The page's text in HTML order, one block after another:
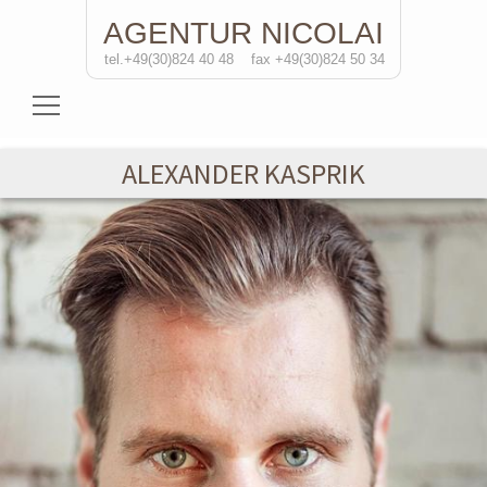
AGENTUR NICOLAI
tel.+49(30)824 40 48 fax +49(30)824 50 34
Schauspielerinnen
Schauspieler
Regisseure
Soloprojekte
Kontakt
ALEXANDER KASPRIK